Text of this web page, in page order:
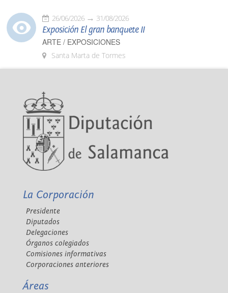
26/06/2026 31/08/2026
Exposición El gran banquete II
ARTE / EXPOSICIONES
Santa Marta de Tormes
La Corporación
Presidente
Diputados
Delegaciones
Órganos colegiados
Comisiones informativas
Corporaciones anteriores
Áreas